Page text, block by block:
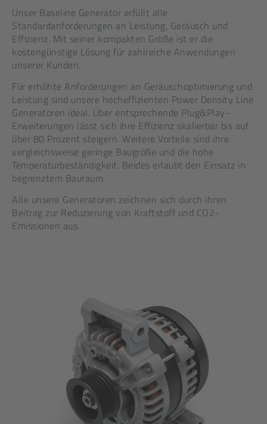
Unser Baseline Generator erfüllt alle
Standardanforderungen an Leistung, Geräusch und
Effizienz. Mit seiner kompakten Größe ist er die
kostengünstige Lösung für zahlreiche Anwendungen
unserer Kunden.
Für erhöhte Anforderungen an Geräuschoptimierung und
Leistung sind unsere hocheffizienten Power Density Line
Generatoren ideal. Über entsprechende Plug&Play-
Erweiterungen lässt sich ihre Effizienz skalierbar bis auf
über 80 Prozent steigern. Weitere Vorteile sind ihre
vergleichsweise geringe Baugröße und die hohe
Temperaturbeständigkeit. Beides erlaubt den Einsatz in
begrenztem Bauraum.
Alle unsere Generatoren zeichnen sich durch ihren
Beitrag zur Reduzierung von Kraftstoff und CO2-
Emissionen aus.